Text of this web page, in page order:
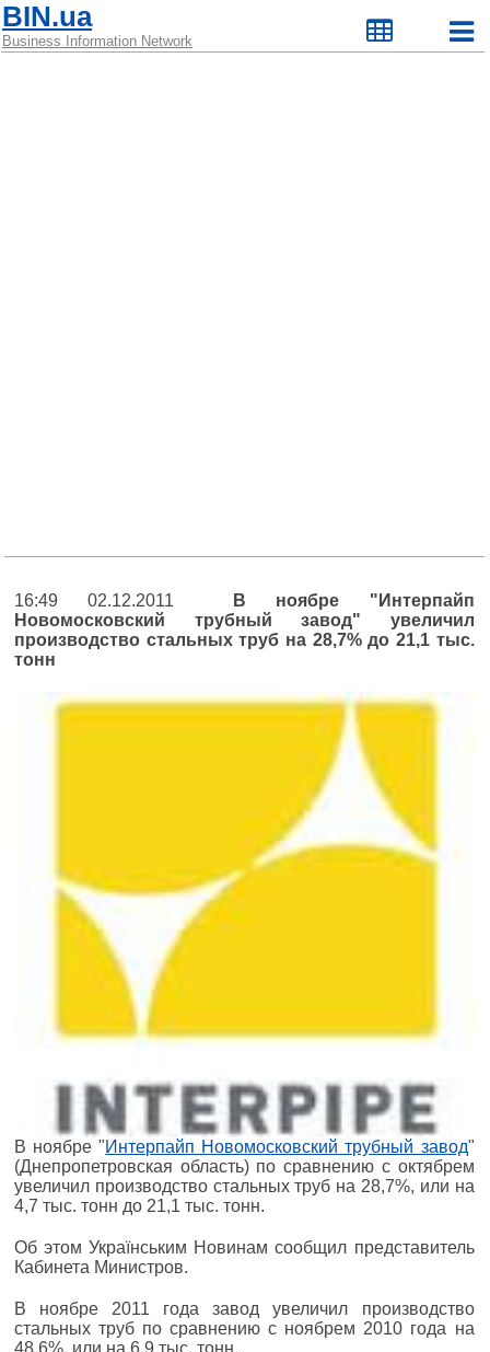
BIN.ua
Business Information Network
16:49 02.12.2011
В ноябре "Интерпайп
Новомосковский трубный завод" увеличил
производство стальных труб на 28,7% до 21,1 тыс.
тонн
В ноябре "Интерпайп Новомосковский трубный завод"
(Днепропетровская область) по сравнению с октябрем
увеличил производство стальных труб на 28,7%, или на
4,7 тыс. тонн до 21,1 тыс. тонн.
Об этом Українським Новинам сообщил представитель
Кабинета Министров.
В ноябре 2011 года завод увеличил производство
стальных труб по сравнению с ноябрем 2010 года на
48,6%, или на 6,9 тыс. тонн.